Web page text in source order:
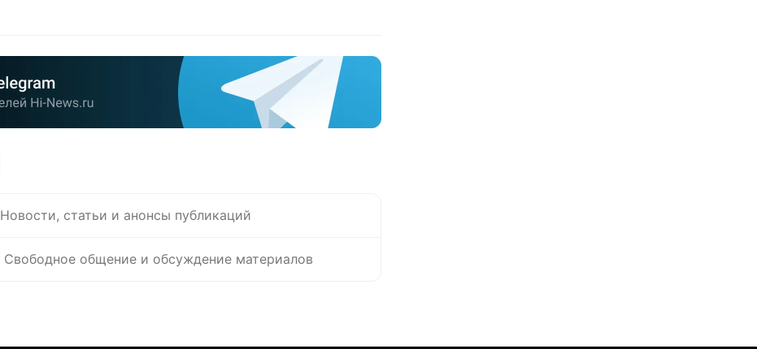
Новости, статьи и анонсы публикаций
Свободное общение и обсуждение материалов